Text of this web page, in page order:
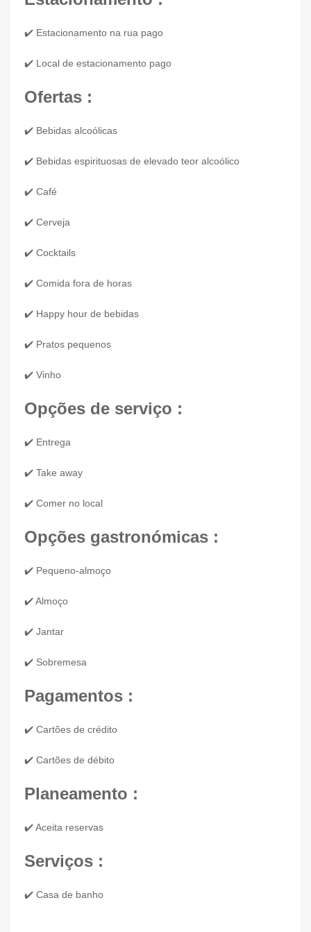
✔️ Estacionamento na rua pago
✔️ Local de estacionamento pago
Ofertas :
✔️ Bebidas alcoólicas
✔️ Bebidas espirituosas de elevado teor alcoólico
✔️ Café
✔️ Cerveja
✔️ Cocktails
✔️ Comida fora de horas
✔️ Happy hour de bebidas
✔️ Pratos pequenos
✔️ Vinho
Opções de serviço :
✔️ Entrega
✔️ Take away
✔️ Comer no local
Opções gastronómicas :
✔️ Pequeno-almoço
✔️ Almoço
✔️ Jantar
✔️ Sobremesa
Pagamentos :
✔️ Cartões de crédito
✔️ Cartões de débito
Planeamento :
✔️ Aceita reservas
Serviços :
✔️ Casa de banho